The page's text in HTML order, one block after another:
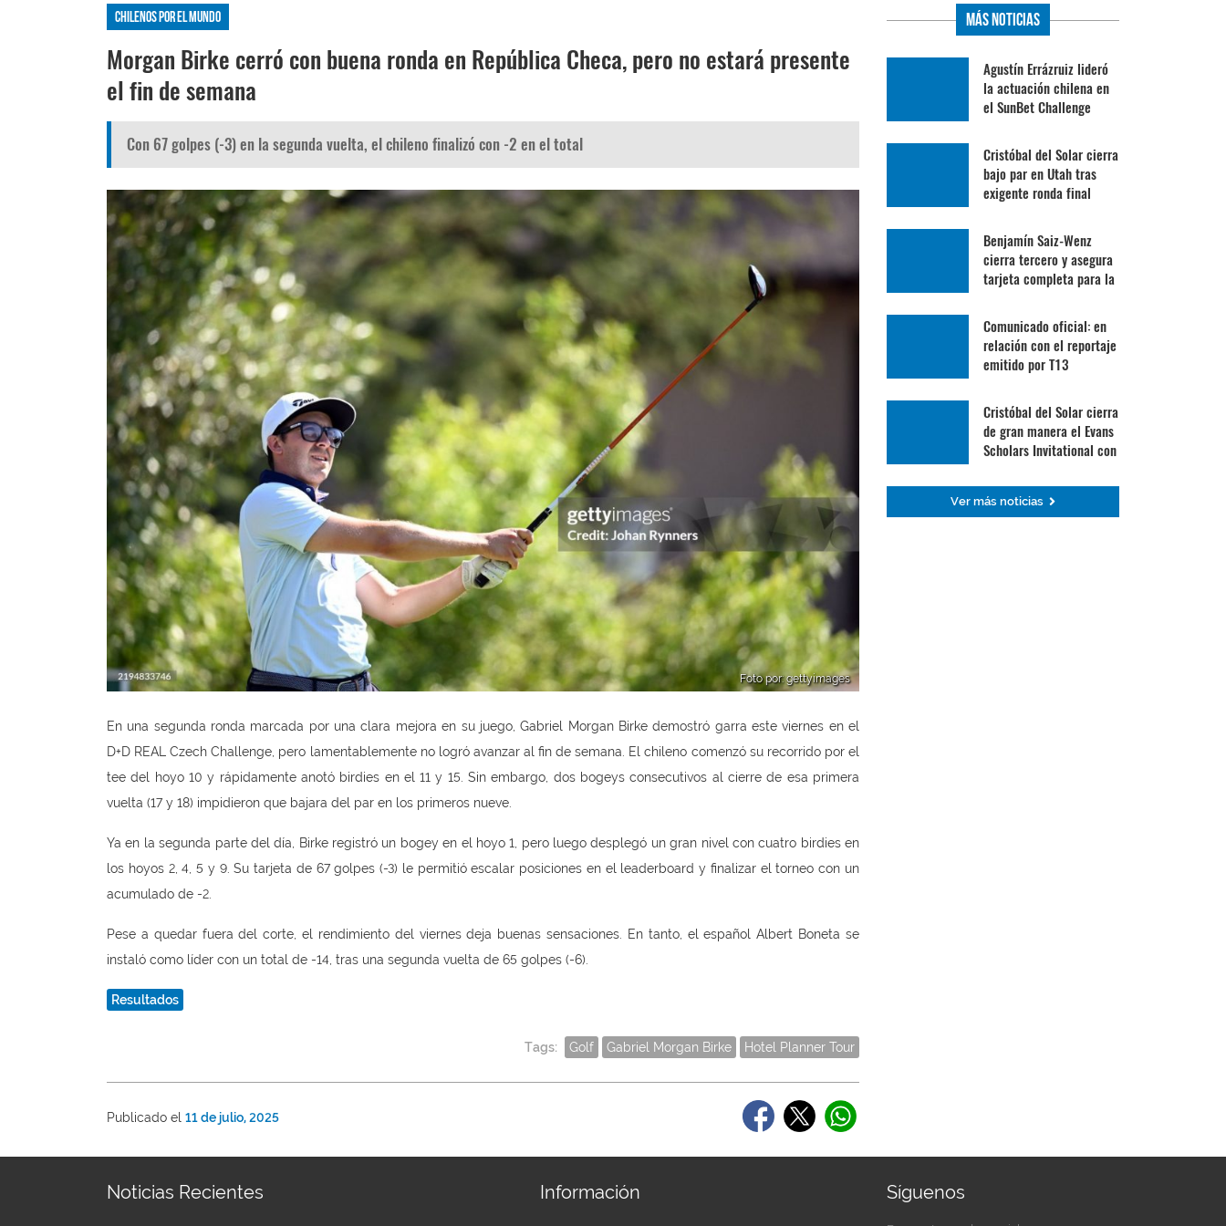
Chilenos por el mundo
Morgan Birke cerró con buena ronda en República Checa, pero no estará presente
el fin de semana
Con 67 golpes (-3) en la segunda vuelta, el chileno finalizó con -2 en el total
Foto por: gettyimages
En una segunda ronda marcada por una clara mejora en su juego, Gabriel Morgan Birke demostró garra este viernes en el
D+D REAL Czech Challenge, pero lamentablemente no logró avanzar al fin de semana. El chileno comenzó su recorrido por el
tee del hoyo 10 y rápidamente anotó birdies en el 11 y 15. Sin embargo, dos bogeys consecutivos al cierre de esa primera
vuelta (17 y 18) impidieron que bajara del par en los primeros nueve.
Ya en la segunda parte del día, Birke registró un bogey en el hoyo 1, pero luego desplegó un gran nivel con cuatro birdies en
los hoyos 2, 4, 5 y 9. Su tarjeta de 67 golpes (-3) le permitió escalar posiciones en el leaderboard y finalizar el torneo con un
acumulado de -2.
Pese a quedar fuera del corte, el rendimiento del viernes deja buenas sensaciones. En tanto, el español Albert Boneta se
instaló como líder con un total de -14, tras una segunda vuelta de 65 golpes (-6).
Resultados
Tags: Golf Gabriel Morgan Birke Hotel Planner Tour
Publicado el 11 de julio, 2025
Más Noticias
Agustín Errázruiz lideró
la actuación chilena en
el SunBet Challenge
Cristóbal del Solar cierra
bajo par en Utah tras
exigente ronda final
Benjamín Saiz-Wenz
cierra tercero y asegura
tarjeta completa para la
Mexicana
Comunicado oficial: en
relación con el reportaje
emitido por T13
Cristóbal del Solar cierra
de gran manera el Evans
Scholars Invitational con
Ver más noticias
Noticias Recientes Información Síguenos